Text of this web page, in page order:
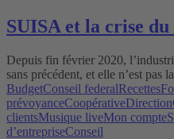
SUISA et la crise
Depuis fin février 2020,
sans précédent, et elle n’est pas
BudgetConseil federalRecettes
prévoyanceCoopérativeDirection
clientsMusique liveMon compte
d’entrepriseConseil